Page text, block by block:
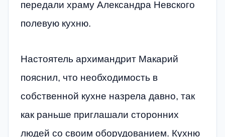
передали храму Александра Невского
полевую кухню.
Настоятель архимандрит Макарий
пояснил, что необходимость в
собственной кухне назрела давно, так
как раньше приглашали сторонних
людей со своим оборудованием. Кухню